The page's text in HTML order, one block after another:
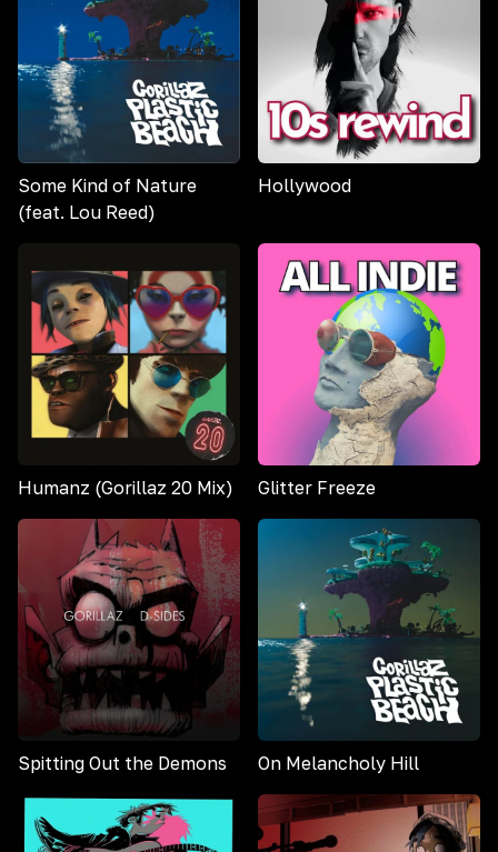
Some Kind of Nature
(feat. Lou Reed)
Hollywood
Humanz (Gorillaz 20 Mix) Glitter Freeze
Spitting Out the Demons On Melancholy Hill